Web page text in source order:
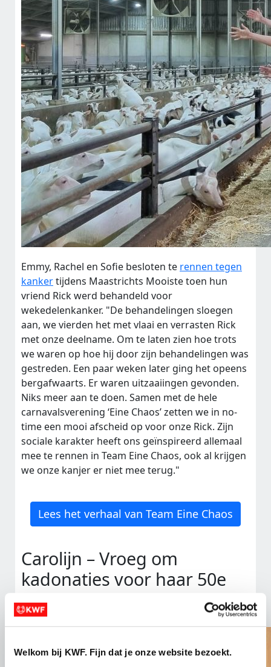
Welkom bij KWF. Fijn dat je onze website bezoekt.
Emmy, Rachel en Sofie besloten te rennen tegen
kankertijdens Maastrichts Mooiste toen hun
vriend Rick werd behandeld voor
wekedelenkanker. "De behandelingen sloegen
aan, we vierden het met vlaai en verrasten Rick
met onze deelname. Om te laten zien hoe trots
we waren op hoe hij door zijn behandelingen was
gestreden. Een paar weken later ging het opeens
bergafwaarts. Er waren uitzaaiingen gevonden.
Niks meer aan te doen. Samen met de hele
carnavalsverening ‘Eine Chaos’ zetten we in no-
time een mooi afscheid op voor onze Rick. Zijn
sociale karakter heeft ons geïnspireerd allemaal
mee te rennen in Team Eine Chaos, ook al krijgen
we onze kanjer er niet mee terug."
Lees het verhaal van Team Eine Chaos
Carolijn – Vroeg om
kadonaties voor haar 50e
verjaardag